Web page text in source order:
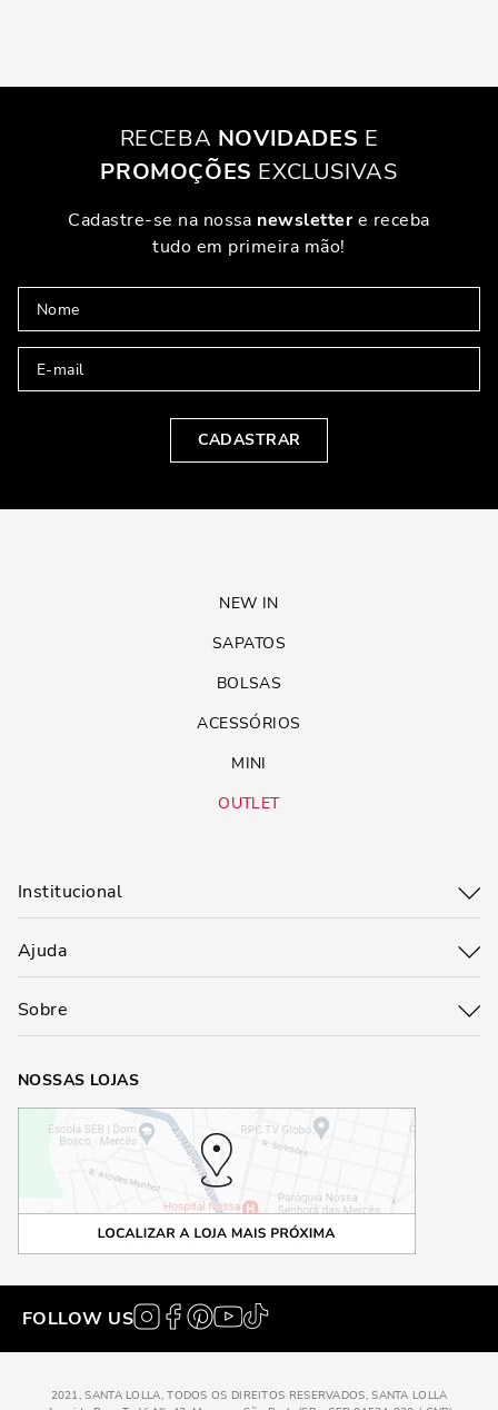
RECEBA NOVIDADES E
PROMOÇÕES EXCLUSIVAS
Cadastre-se na nossa newslettere receba
tudo em primeira mão!
CADASTRAR
NEW IN
SAPATOS
BOLSAS
ACESSÓRIOS
MINI
OUTLET
Institucional
Ajuda
Sobre
NOSSAS LOJAS
FOLLOW US
2021, SANTA LOLLA, TODOS OS DIREITOS RESERVADOS, SANTA LOLLA